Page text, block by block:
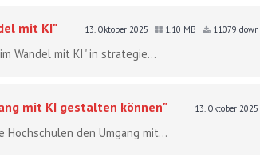
mit KI" 13. Oktober 2025 1.10 MB 11079
Wandel mit KI" in strategie...
mit KI gestalten können" 13. Oktober 2025
Hochschulen den Umgang mit...